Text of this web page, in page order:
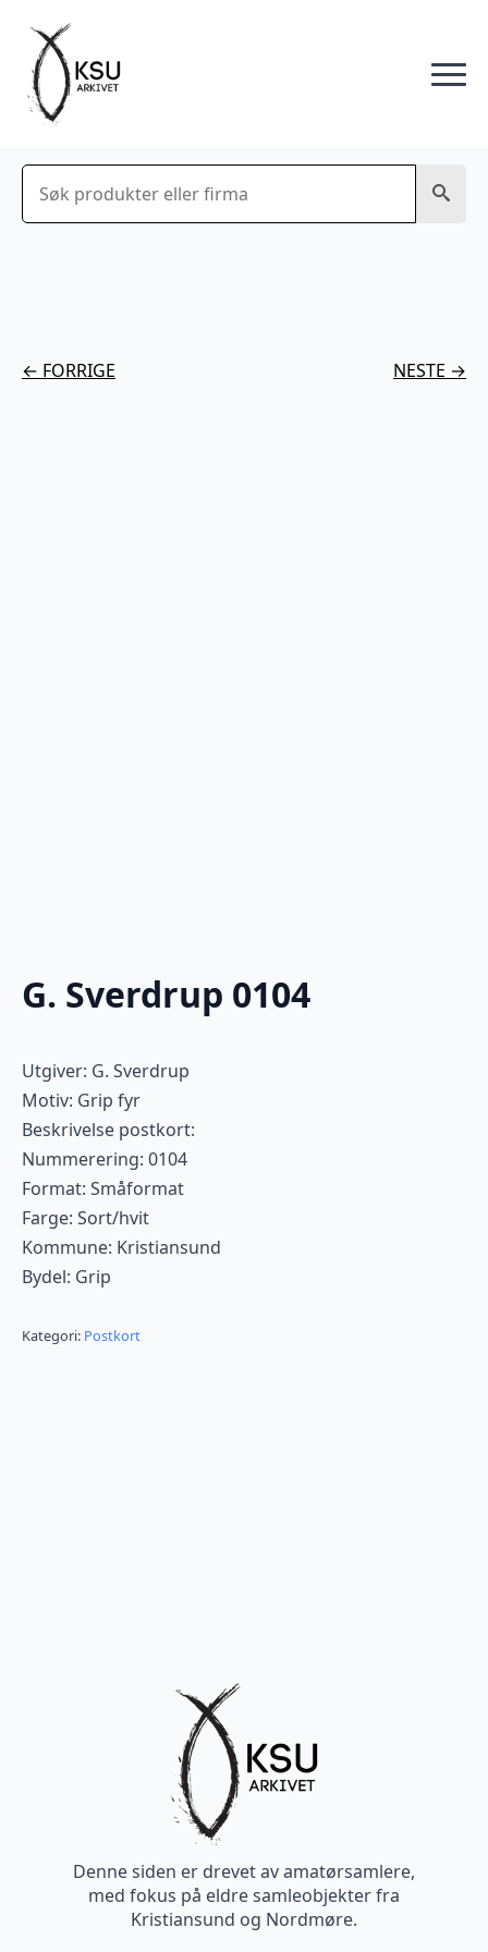
Søk
← FORRIGE NESTE →
G. Sverdrup 0104
Utgiver: G. Sverdrup
Motiv: Grip fyr
Beskrivelse postkort:
Nummerering: 0104
Format: Småformat
Farge: Sort/hvit
Kommune: Kristiansund
Bydel: Grip
Kategori: Postkort
Denne siden er drevet av amatørsamlere,
med fokus på eldre samleobjekter fra
Kristiansund og Nordmøre.